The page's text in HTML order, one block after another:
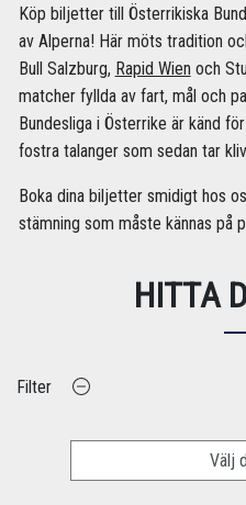
Köp biljetter till Österrikiska
av Alperna! Här möts tradition
Bull Salzburg, Rapid Wien och
matcher fyllda av fart, mål och
Bundesliga i Österrike är känd
fostra talanger som sedan tar
Boka dina biljetter smidigt hos
stämning som måste kännas på